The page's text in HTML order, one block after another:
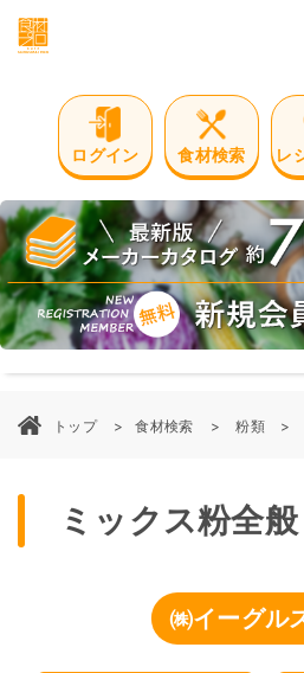
ログイン 食材検索 レ
トップ 食材検索 粉類
ミックス粉全般
㈱イーグル